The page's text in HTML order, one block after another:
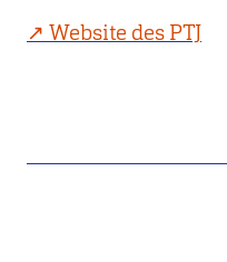
Website des PTJ